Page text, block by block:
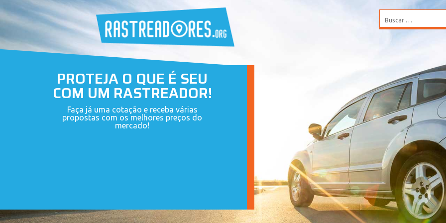
PROTEJA O QUE É SEU
COM UM RASTREADOR!
Faça já uma cotação e receba várias
propostas com os melhores preços do
mercado!